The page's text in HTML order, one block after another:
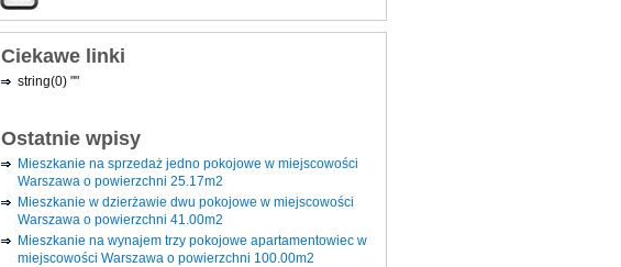
Ciekawe linki
string(0) ""
Ostatnie wpisy
Mieszkanie na sprzedaż jedno pokojowe w miejscowości
Warszawa o powierzchni 25.17m2
Mieszkanie w dzierżawie dwu pokojowe w miejscowości
Warszawa o powierzchni 41.00m2
Mieszkanie na wynajem trzy pokojowe apartamentowiec w
miejscowości Warszawa o powierzchni 100.00m2